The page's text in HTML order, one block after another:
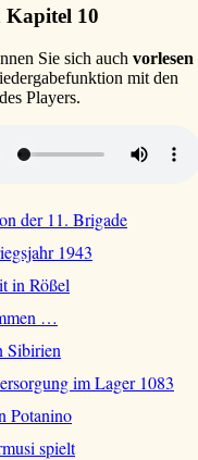
Kapitel 10
Sie sich auch vorlesen
mit den
Players.
der 11. Brigade
1943
in Rößel
…
Sibirien
im Lager 1083
Potanino
spielt